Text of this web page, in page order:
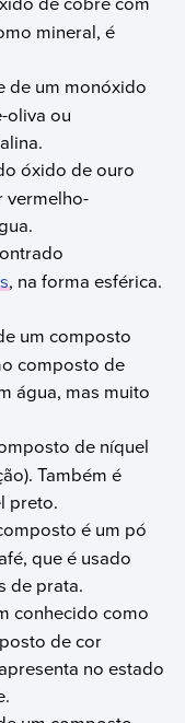
mineral, é
de um monóxido
oliva ou
óxido de ouro
vermelho-
, na forma esférica.
um composto
composto de
água, mas muito
de níquel
Também é
preto.
é um pó
que é usado
de prata.
conhecido como
de cor
no estado